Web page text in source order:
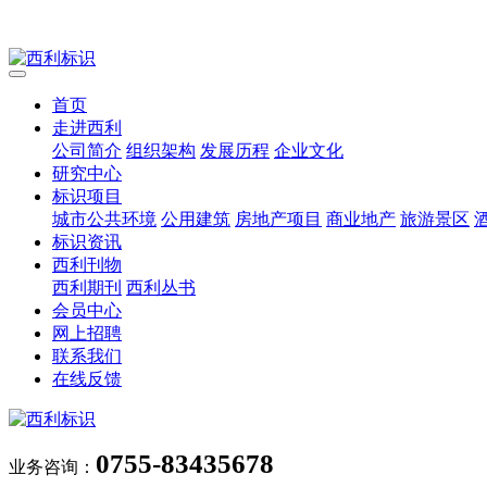
首页
走进西利
公司简介 组织架构 发展历程 企业文化
研究中心
标识项目
城市公共环境 公用建筑 房地产项目 商业地产 旅游景区
标识资讯
西利刊物
西利期刊 西利丛书
会员中心
网上招聘
联系我们
在线反馈
业务咨询： 0755-83435678